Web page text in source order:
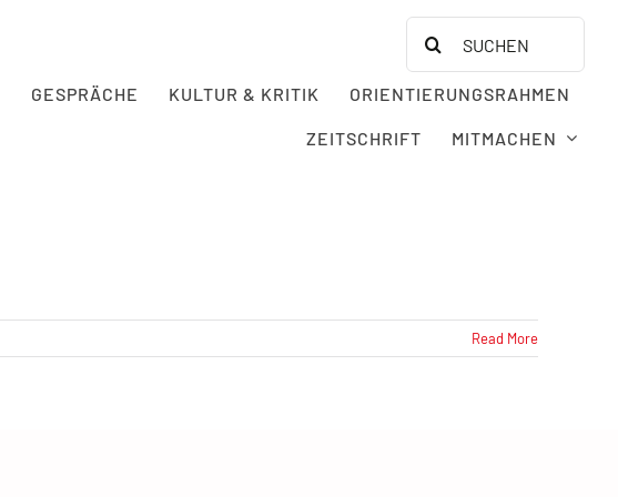
Search
for:
GESPRÄCHE KULTUR & KRITIK ORIENTIERUNGSRAHMEN
ZEITSCHRIFT MITMACHEN
Read More